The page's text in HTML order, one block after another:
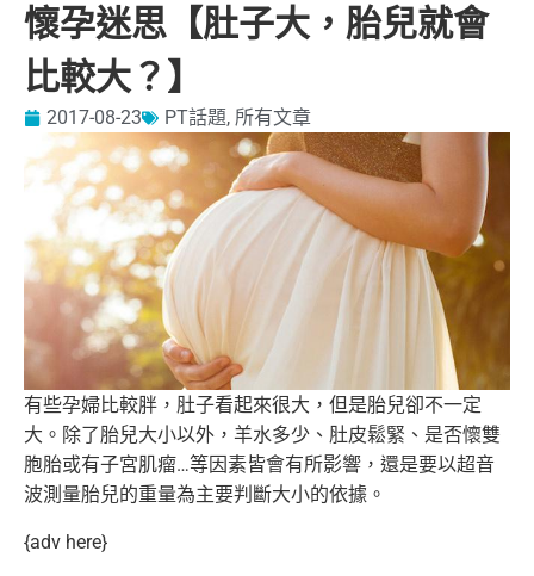
懷孕迷思【肚子大，胎兒就會
比較大？】
2017-08-23 PT話題, 所有文章
有些孕婦比較胖，肚子看起來很大，但是胎兒卻不一定
大。 除了胎兒大小以外，羊水多少、肚皮鬆緊、 是否懷雙
胞胎或有子宮肌瘤…等因素皆會有所影響， 還是要以超音
波測量胎兒的重量為主要判斷大小的依據。
{adv here}